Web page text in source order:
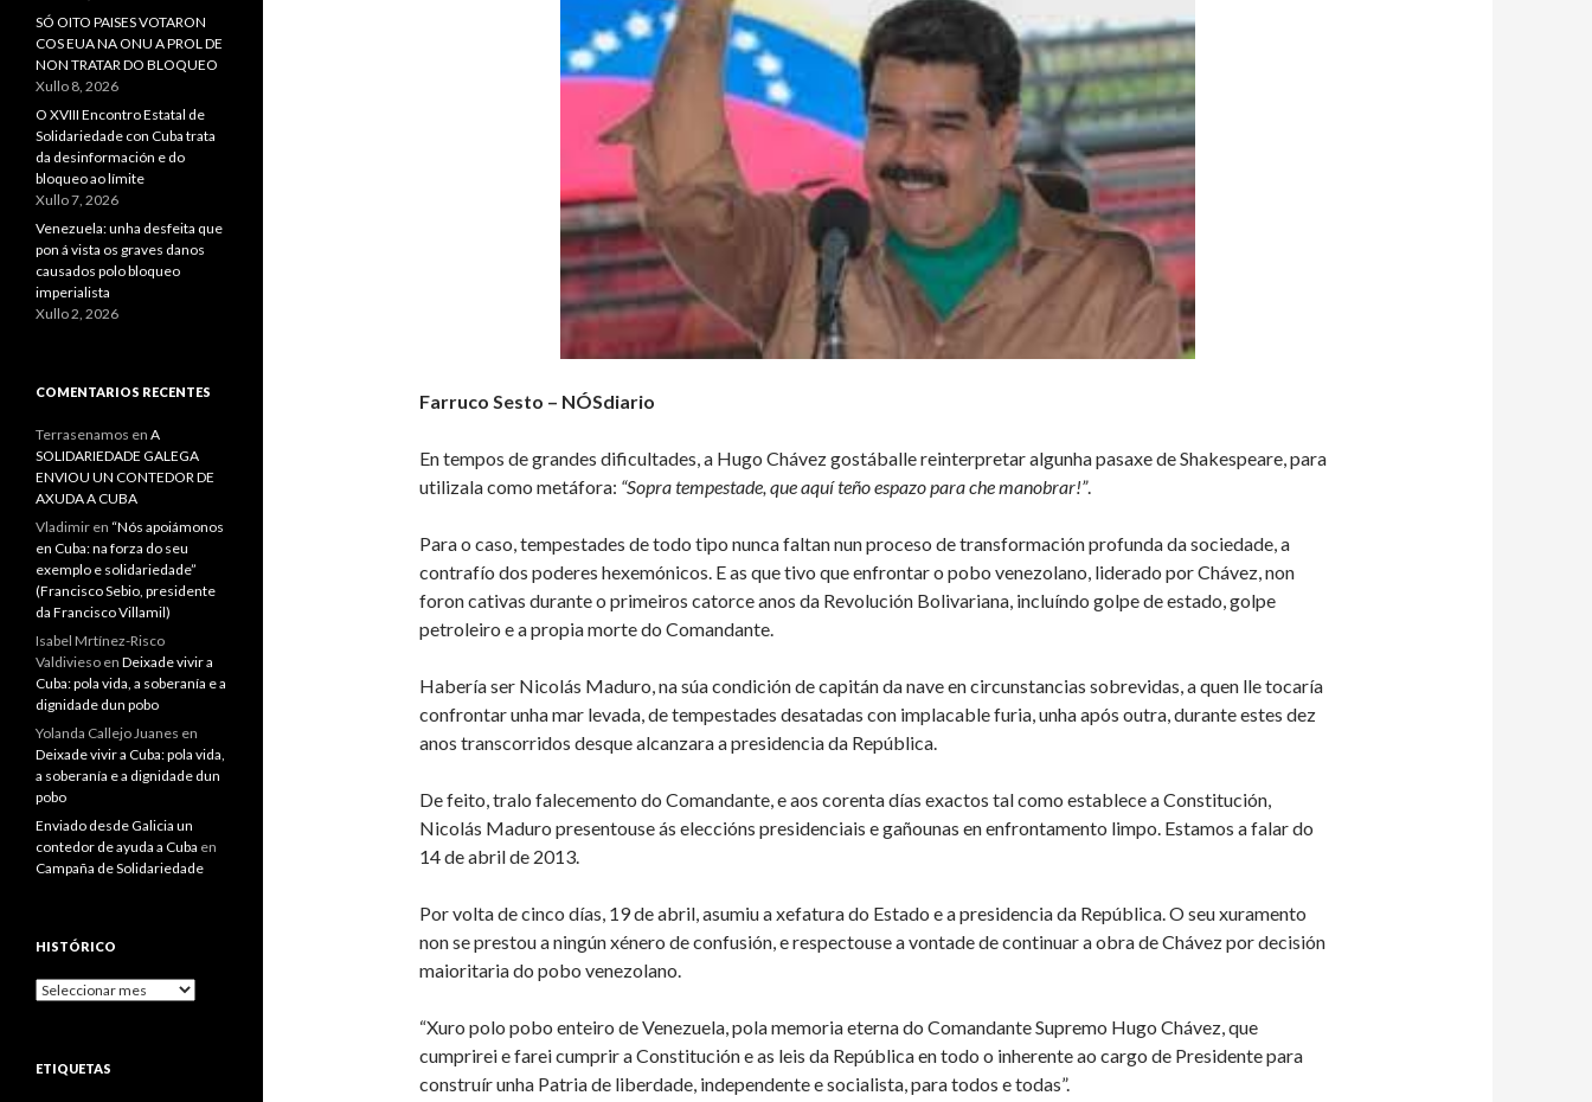
Farruco Sesto – NÓSdiario
En tempos de grandes dificultades, a Hugo Chávez gostáballe reinterpretar algunha pasaxe de Shakespeare, para
utilizala como metáfora: “Sopra tempestade, que aquí teño espazo para che manobrar!”.
Para o caso, tempestades de todo tipo nunca faltan nun proceso de transformación profunda da sociedade, a
contrafío dos poderes hexemónicos. E as que tivo que enfrontar o pobo venezolano, liderado por Chávez, non
foron cativas durante o primeiros catorce anos da Revolución Bolivariana, incluíndo golpe de estado, golpe
petroleiro e a propia morte do Comandante.
Habería ser Nicolás Maduro, na súa condición de capitán da nave en circunstancias sobrevidas, a quen lle tocaría
confrontar unha mar levada, de tempestades desatadas con implacable furia, unha após outra, durante estes dez
anos transcorridos desque alcanzara a presidencia da República.
De feito, tralo falecemento do Comandante, e aos corenta días exactos tal como establece a Constitución,
Nicolás Maduro presentouse ás eleccións presidenciais e gañounas en enfrontamento limpo. Estamos a falar do
14 de abril de 2013.
Por volta de cinco días, 19 de abril, asumiu a xefatura do Estado e a presidencia da República. O seu xuramento
non se prestou a ningún xénero de confusión, e respectouse a vontade de continuar a obra de Chávez por decisión
maioritaria do pobo venezolano.
“Xuro polo pobo enteiro de Venezuela, pola memoria eterna do Comandante Supremo Hugo Chávez, que
cumprirei e farei cumprir a Constitución e as leis da República en todo o inherente ao cargo de Presidente para
construír unha Patria de liberdade, independente e socialista, para todos e todas”.
SÓ OITO PAISES VOTARON
COS EUA NA ONU A PROL DE
NON TRATAR DO BLOQUEO
Xullo 8, 2026
O XVIII Encontro Estatal de
Solidariedade con Cuba trata
da desinformación e do
bloqueo ao límite
Xullo 7, 2026
Venezuela: unha desfeita que
pon á vista os graves danos
causados polo bloqueo
imperialista
Xullo 2, 2026
COMENTARIOS RECENTES
Terrasenamos en A
SOLIDARIEDADE GALEGA
ENVIOU UN CONTEDOR DE
AXUDA A CUBA
Vladimir en “Nós apoiámonos
en Cuba: na forza do seu
exemplo e solidariedade”
(Francisco Sebio, presidente
da Francisco Villamil)
Isabel Mrtínez-Risco
Valdivieso en Deixade vivir a
Cuba: pola vida, a soberanía e a
dignidade dun pobo
Yolanda Callejo Juanes en
Deixade vivir a Cuba: pola vida,
a soberanía e a dignidade dun
pobo
Enviado desde Galicia un
contedor de ayuda a Cuba en
Campaña de Solidariedade
HISTÓRICO
Histórico
ETIQUETAS